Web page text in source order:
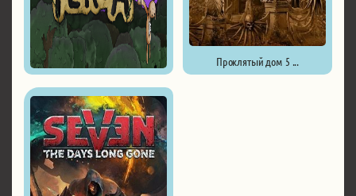
Проклятый дом 5 ...